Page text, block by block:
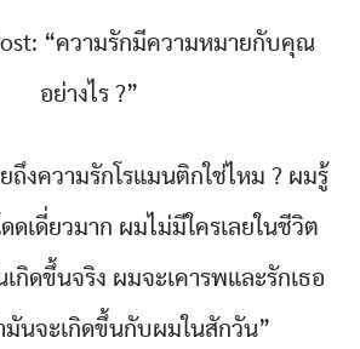
“ความรักมีความหมายกับคุณ
อย่างไร ?”
งความรักโรแมนติกใช่ไหม ? ผมรู้
ดเดี่ยวมาก ผมไม่มีใครเลยในชีวิต
กิดขึ้นจริง ผมจะเคารพและรักเธอ
มันจะเกิดขึ้นกับผมในสักวัน”